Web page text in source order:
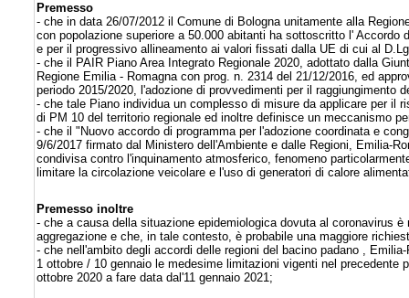
Premesso
- che in data 26/07/2012 il Comune di Bologna unitamente alla
con popolazione superiore a 50.000 abitanti ha sottoscritto l'
e per il progressivo allineamento ai valori fissati dalla UE di cui al
- che il PAIR Piano Area Integrato Regionale 2020, adottato dalla
Regione Emilia - Romagna con prog. n. 2314 del 21/12/2016, ed
periodo 2015/2020, l'adozione di provvedimenti per il raggiungimento
- che tale Piano individua un complesso di misure da applicare per il
di PM 10 del territorio regionale ed inoltre definisce un meccanismo
- che il "Nuovo accordo di programma per l'adozione coordinata e
9/6/2017 firmato dal Ministero dell'Ambiente e dalle Regioni, Emilia-
condivisa contro l'inquinamento atmosferico, fenomeno
limitare la circolazione veicolare e l'uso di generatori di calore
Premesso inoltre
- che a causa della situazione epidemiologica dovuta al coronavirus
aggregazione e che, in tale contesto, è probabile una maggiore
- che nell'ambito degli accordi delle regioni del bacino padano ,
1 ottobre / 10 gennaio le medesime limitazioni vigenti nel
ottobre 2020 a fare data dal'11 gennaio 2021;